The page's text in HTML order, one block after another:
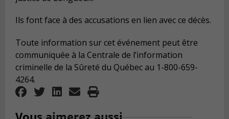
Ils font face à des accusations en lien avec ce décès.
Toute information sur cet événement peut être
communiquée à la Centrale de l’information
criminelle de la Sûreté du Québec au 1-800-659-
4264.